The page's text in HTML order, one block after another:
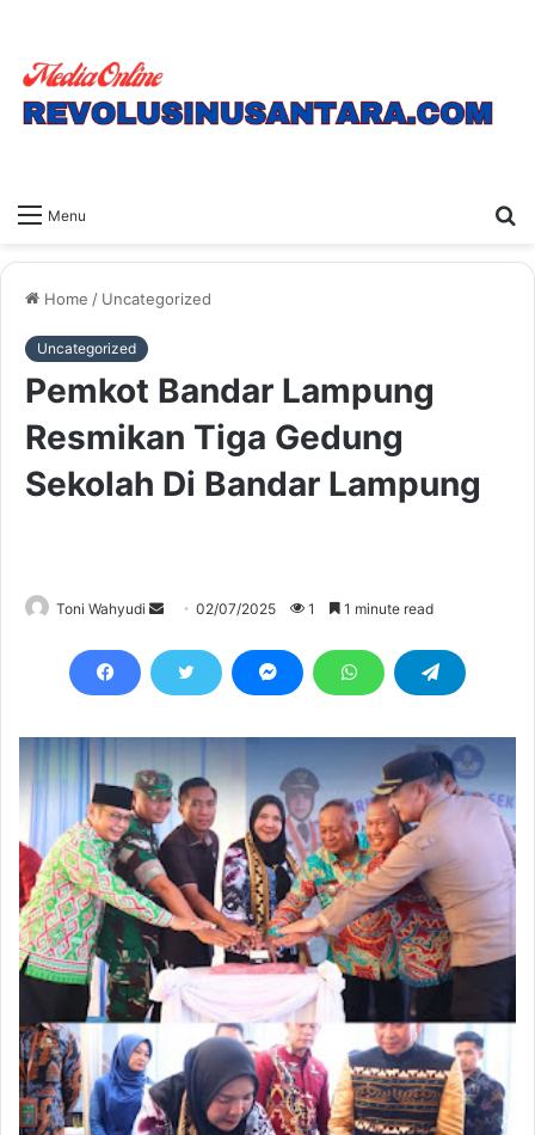
Menu
Home / Uncategorized
Uncategorized
Pemkot Bandar Lampung
Resmikan Tiga Gedung
Sekolah Di Bandar Lampung
Toni Wahyudi
Send
email
02/07/2025 1 1 minute read